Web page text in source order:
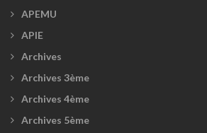
APEMU
APIE
Archives
Archives 3ème
Archives 4ème
Archives 5ème